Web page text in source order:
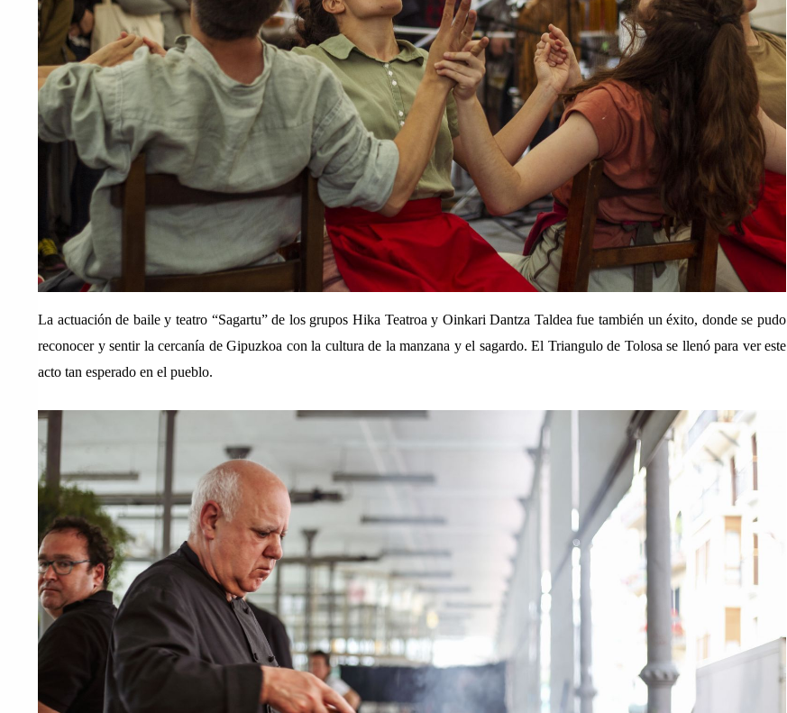
La actuación de baile y teatro “Sagartu” de los grupos Hika Teatroa y Oinkari Dantza Taldea fue también un éxito, donde se pudo
reconocer y sentir la cercanía de Gipuzkoa con la cultura de la manzana y el sagardo. El Triangulo de Tolosa se llenó para ver este
acto tan esperado en el pueblo.